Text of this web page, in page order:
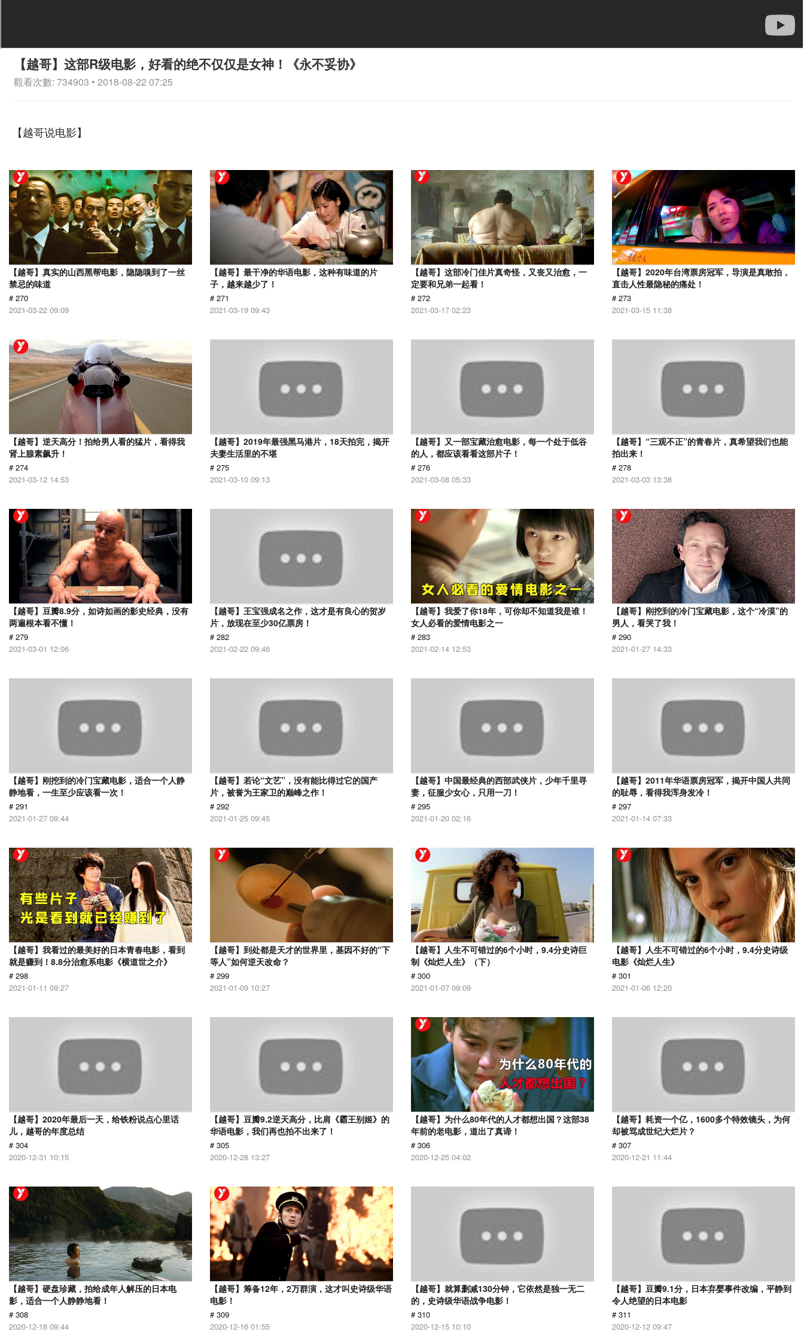
【越哥】这部R级电影，好看的绝不仅仅是女神！《永不妥协》
觀看次數: 734903 • 2018-08-22 07:25
【越哥说电影】
【越哥】真实的山西黑帮电影，隐隐嗅到了一丝
禁忌的味道
# 270
2021-03-22 09:09
【越哥】最干净的华语电影，这种有味道的片
子，越来越少了！
# 271
2021-03-19 09:43
【越哥】这部冷门佳片真奇怪，又丧又治愈，一
定要和兄弟一起看！
# 272
2021-03-17 02:23
【越哥】2020年台湾票房冠军，导演是真敢拍，
直击人性最隐秘的痛处！
# 273
2021-03-15 11:38
【越哥】逆天高分！拍给男人看的猛片，看得我
肾上腺素飙升！
# 274
2021-03-12 14:53
【越哥】2019年最强黑马港片，18天拍完，揭开
夫妻生活里的不堪
# 275
2021-03-10 09:13
【越哥】又一部宝藏治愈电影，每一个处于低谷
的人，都应该看看这部片子！
# 276
2021-03-08 05:33
【越哥】“三观不正”的青春片，真希望我们也能
拍出来！
# 278
2021-03-03 13:38
【越哥】豆瓣8.9分，如诗如画的影史经典，没有
两遍根本看不懂！
# 279
2021-03-01 12:06
【越哥】王宝强成名之作，这才是有良心的贺岁
片，放现在至少30亿票房！
# 282
2021-02-22 09:46
【越哥】我爱了你18年，可你却不知道我是谁！
女人必看的爱情电影之一
# 283
2021-02-14 12:53
【越哥】刚挖到的冷门宝藏电影，这个“冷漠”的
男人，看哭了我！
# 290
2021-01-27 14:33
【越哥】刚挖到的冷门宝藏电影，适合一个人静
静地看，一生至少应该看一次！
# 291
2021-01-27 09:44
【越哥】若论“文艺”，没有能比得过它的国产
片，被誉为王家卫的巅峰之作！
# 292
2021-01-25 09:45
【越哥】中国最经典的西部武侠片，少年千里寻
妻，征服少女心，只用一刀！
# 295
2021-01-20 02:16
【越哥】2011年华语票房冠军，揭开中国人共同
的耻辱，看得我浑身发冷！
# 297
2021-01-14 07:33
【越哥】我看过的最美好的日本青春电影，看到
就是赚到！8.8分治愈系电影《横道世之介》
# 298
2021-01-11 09:27
【越哥】到处都是天才的世界里，基因不好的“下
等人”如何逆天改命？
# 299
2021-01-09 10:27
【越哥】人生不可错过的6个小时，9.4分史诗巨
制《灿烂人生》（下）
# 300
2021-01-07 09:09
【越哥】人生不可错过的6个小时，9.4分史诗级
电影《灿烂人生》
# 301
2021-01-06 12:20
【越哥】2020年最后一天，给铁粉说点心里话
儿，越哥的年度总结
# 304
2020-12-31 10:15
【越哥】豆瓣9.2逆天高分，比肩《霸王别姬》的
华语电影，我们再也拍不出来了！
# 305
2020-12-28 13:27
【越哥】为什么80年代的人才都想出国？这部38
年前的老电影，道出了真谛！
# 306
2020-12-25 04:02
【越哥】耗资一个亿，1600多个特效镜头，为何
却被骂成世纪大烂片？
# 307
2020-12-21 11:44
【越哥】硬盘珍藏，拍给成年人解压的日本电
影，适合一个人静静地看！
# 308
2020-12-18 09:44
【越哥】筹备12年，2万群演，这才叫史诗级华语
电影！
# 309
2020-12-16 01:55
【越哥】就算删减130分钟，它依然是独一无二
的，史诗级华语战争电影！
# 310
2020-12-15 10:10
【越哥】豆瓣9.1分，日本弃婴事件改编，平静到
令人绝望的日本电影
# 311
2020-12-12 09:47